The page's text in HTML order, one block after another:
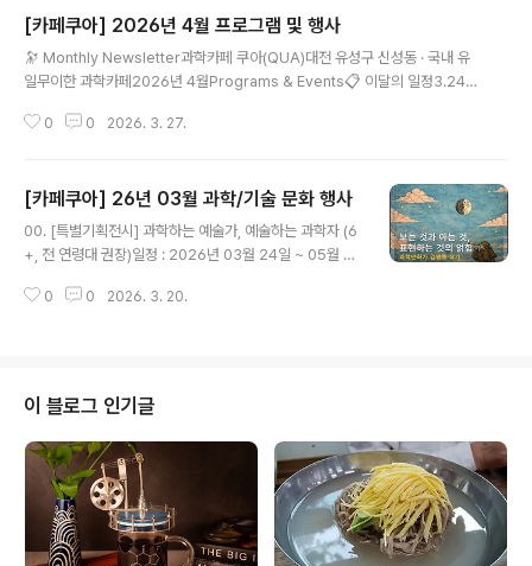
[카페쿠아] 2026년 4월 프로그램 및 행사
🔭 Monthly Newsletter과학카페 쿠아(QUA)대전 유성구 신성동 · 국내 유
일무이한 과학카페2026년 4월Programs & Events📋 이달의 일정3.24~
워크샵 22회 — 케이팝데몬헌터스 과학 해설04/04 (토) PM콰이살롱 1회 —
4/11 (토) PM매월체험 — 예술가의 아나토미 드로잉04/18 (토) AM케미케미
랩 — 브릭스-라우셔 진동 반응04/18 (토) 종일꿈돌이과학열차 — 사이언스
캠프 당일04/18 (토) PM히든피겨스 — ..
0 0 2026. 3. 27.
[카페쿠아] 26년 03월 과학/기술 문화 행사
00. [특별기획전시] 과학하는 예술가, 예술하는 과학자 (6
+, 전 연령대 권장)일정 : 2026년 03월 24일 ~ 05월 0
예술의 경계를 보여주는 전시가 아니라, 그 경계가 흔들리
자 합니다.​​00. 파이데이(Pi-Day) 기념 이벤트 (6세+ 전
연령대)일정 : 2026년 03월 14일(토) 미션 : 파이데이 기
념 이벤트(기념품 증정)1. Pi 소수점 자릿수 외우기2. 스톱
워치 Pi초 맞추기​​어린이와 청소년들을 위한 천문/우주 강
연/체험01. #꼬마우주인 22회차 : 남극에..
0 0 2026. 3. 20.
이 블로그 인기글